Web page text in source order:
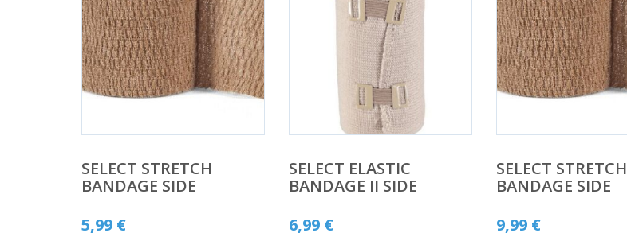
SELECT STRETCH
BANDAGE SIDE
5,99 €
SELECT ELASTIC
BANDAGE II SIDE
6,99 €
SELECT STRETCH
BANDAGE SIDE
9,99 €